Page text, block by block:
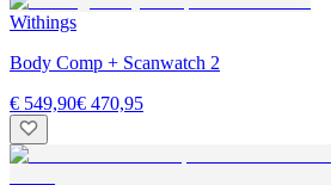
Withings
Body Comp + Scanwatch 2
€ 549,90€ 470,95